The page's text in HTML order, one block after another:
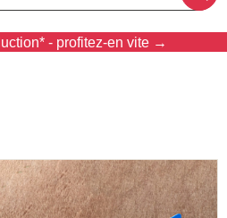
- profitez-en vite →